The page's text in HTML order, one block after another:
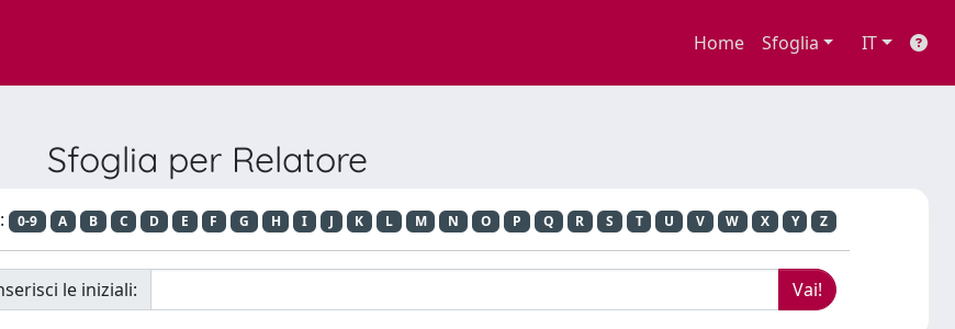
Home Sfoglia IT
Sfoglia per Relatore
0-9 A B C D E F G H I J K L M N O P Q R S T U V W X Y Z
le iniziali: